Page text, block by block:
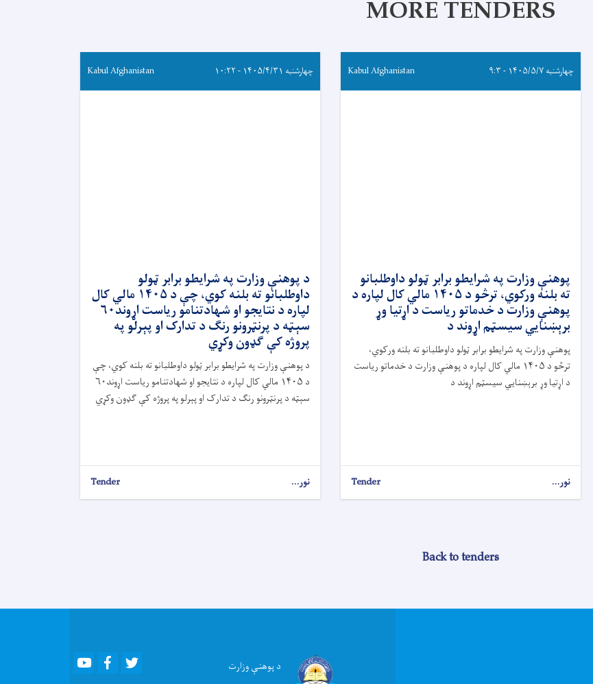
MORE TENDERS
چهارشنبه ۱۴۰۵/۵/۷ - ۹:۳ Kabul Afghanistan
پوهنې وزارت په شرایطو برابر ټولو داوطلبانو
ته بلنه ورکوي، ترڅو د ۱۴۰۵ مالي کال لپاره د
پوهنې وزارت د خدماتو ریاست د اړتیا وړ
برېښنايي سیسټم اړوند د
پوهنې وزارت په شرایطو برابر ټولو داوطلبانو ته بلنه ورکوي،
ترڅو د ۱۴۰۵ مالي کال لپاره د پوهنې وزارت د خدماتو ریاست
د اړتیا وړ برېښنايي سیسټم اړوند د
نور... Tender
چهارشنبه ۱۴۰۵/۴/۳۱ - ۱۰:۲۲ Kabul Afghanistan
د پوهنې وزارت په شرایطو برابر ټولو
داوطلبانو ته بلنه کوي، چې د ۱۴۰۵ مالي کال
لپاره د نتایجو او شهادتنامو ریاست اړوند۶۰
سېټه د پرنټرونو رنګ د تدارک او پېرلو په
پروژه کې ګډون وکړي
د پوهنې وزارت په شرایطو برابر ټولو داوطلبانو ته بلنه کوي، چې
د ۱۴۰۵ مالي کال لپاره د نتایجو او شهادتنامو ریاست اړوند۶۰
سېټه د پرنټرونو رنګ د تدارک او پېرلو په پروژه کې ګډون وکړي
نور... Tender
Back to tenders
د پوهنېوزارت Youtube Facebook